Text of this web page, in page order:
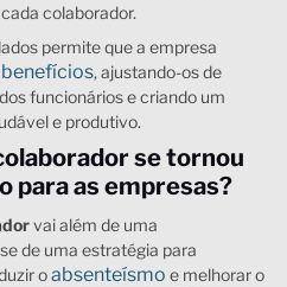
colaborador.
permite que a empresa
, ajustando-os de
funcionários e criando um
e produtivo.
se tornou
para as empresas?
vai além de uma
de uma estratégia para
oabsenteísmo e melhorar o